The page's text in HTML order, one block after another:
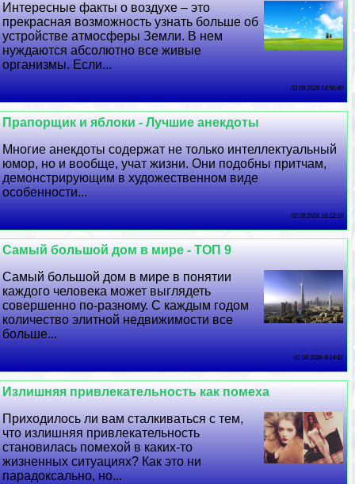
Интересные факты о воздухе – это
прекрасная возможность узнать больше об
устройстве атмосферы Земли. В нем
нуждаются абсолютно все живые
организмы. Если...
03 08 2026 14:56:40
Прапорщик и яблоки - Лучшие анекдоты
Многие анекдоты содержат не только интеллектуальный
юмор, но и вообще, учат жизни. Они подобны притчам,
демонстрирующим в художественном виде
особенности...
02 08 2026 18:12:10
Самый большой дом в мире - ТОП 9
Самый большой дом в мире в понятии
каждого человека может выглядеть
совершенно по-разному. С каждым годом
количество элитной недвижимости все
больше...
01 08 2026 8:14:41
Излишняя привлекательность как помеха
Приходилось ли вам сталкиваться с тем,
что излишняя привлекательность
становилась помехой в каких-то
жизненных ситуациях? Как это ни
парадоксально, но...